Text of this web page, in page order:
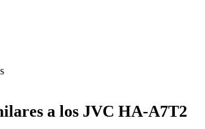
a los JVC HA-A7T2